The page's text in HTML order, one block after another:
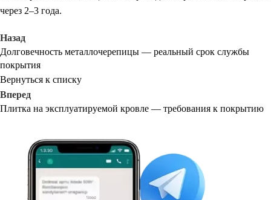
через 2–3 года.
Назад
Долговечность металлочерепицы — реальный срок службы
покрытия
Вернуться к списку
Вперед
Плитка на эксплуатируемой кровле — требования к покрытию